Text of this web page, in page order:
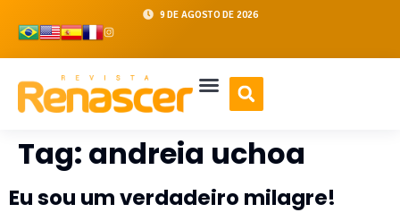
9 DE AGOSTO DE 2026
Tag: andreia uchoa
Eu sou um verdadeiro milagre!